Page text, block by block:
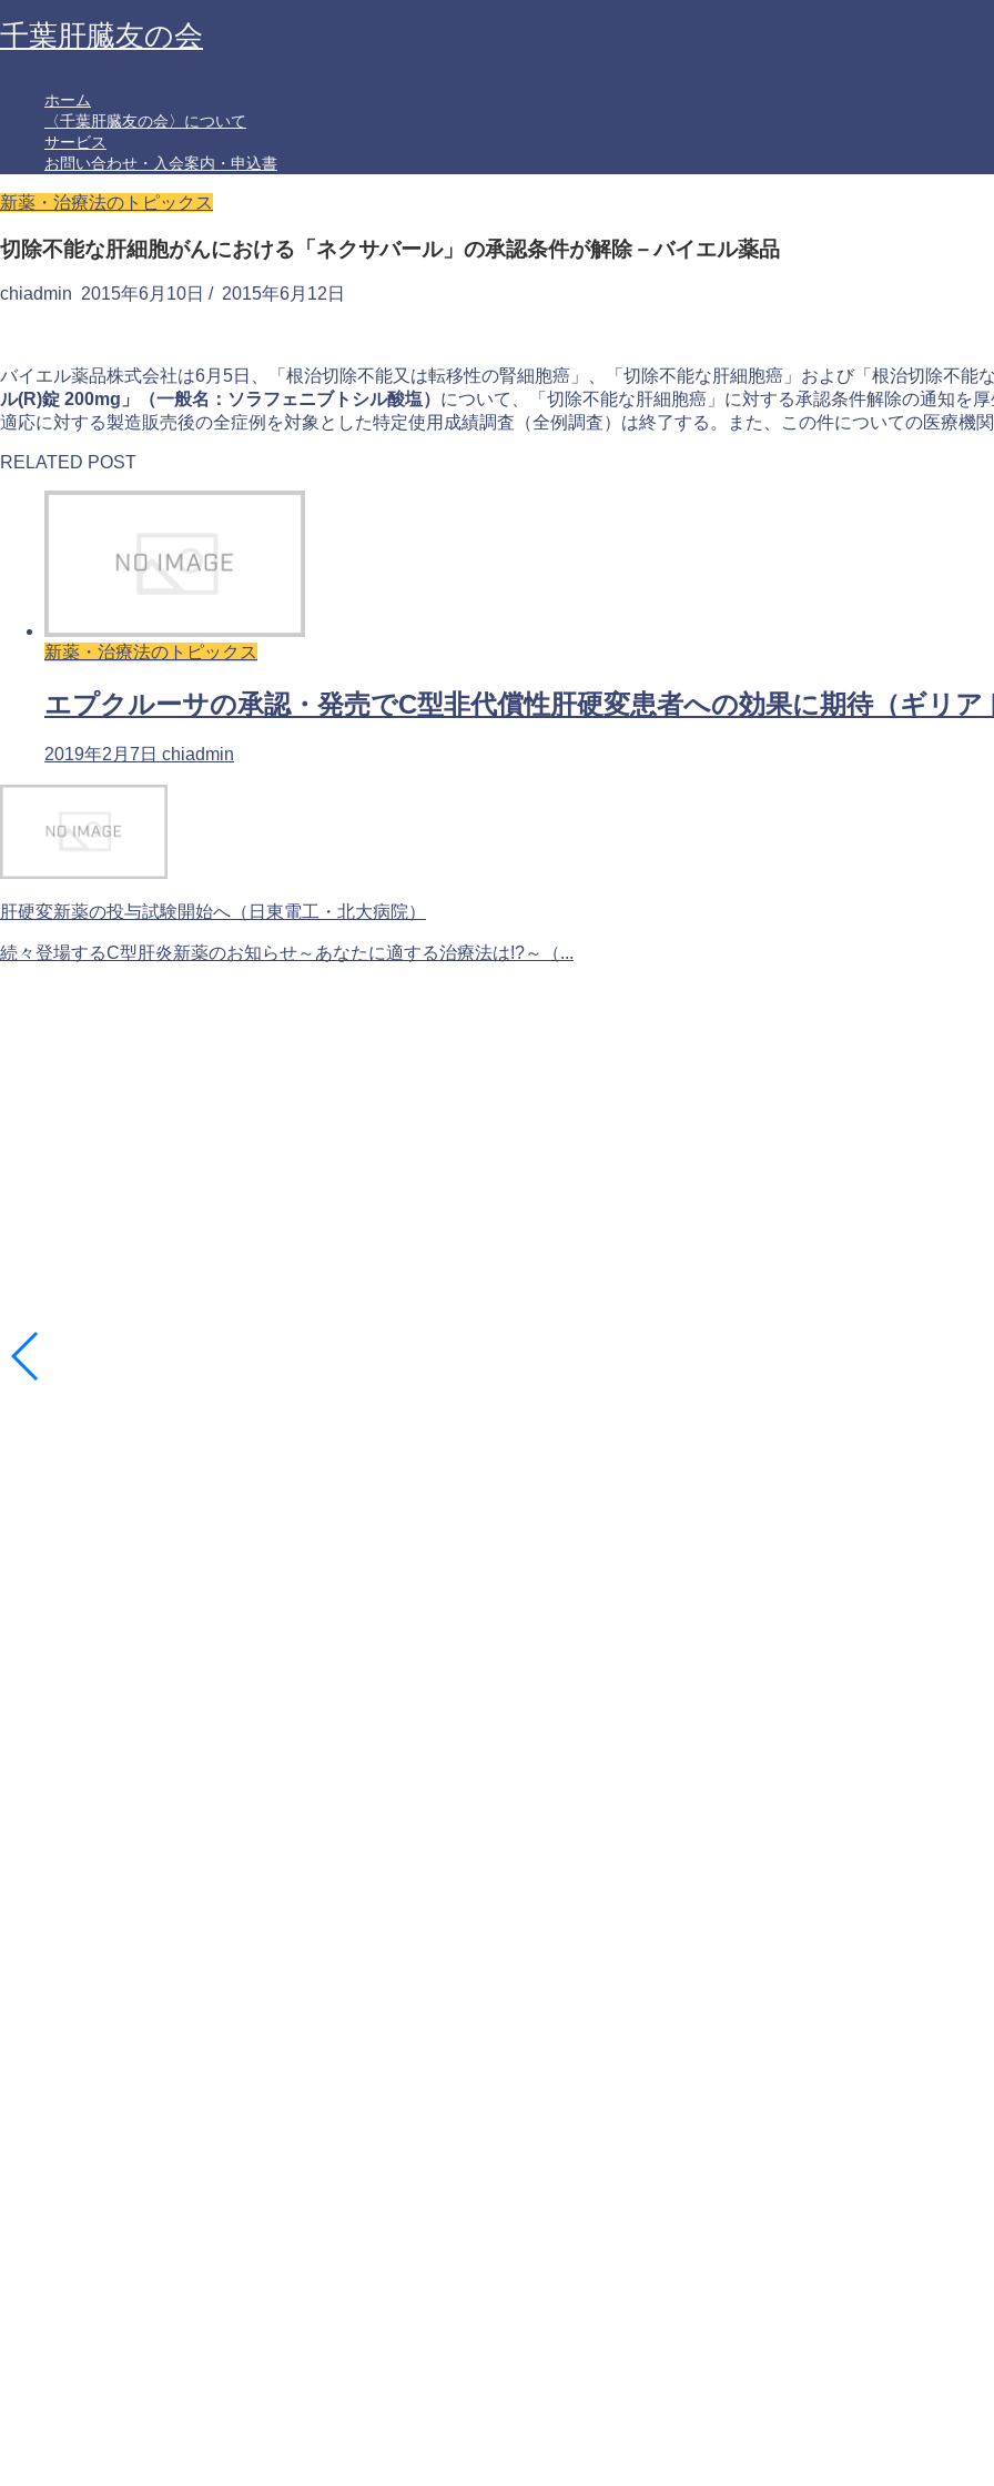
千葉肝臓友の会
ホーム
〈千葉肝臓友の会〉について
サービス
お問い合わせ・入会案内・申込書
新薬・治療法のトピックス
切除不能な肝細胞がんにおける「ネクサバール」の承認条件が解除－バイエル薬品
chiadmin 2015年6月10日 / 2015年6月12日
バイエル薬品株式会社は6月5日、「根治切除不能又は転移性の腎細胞癌」、「切除不能な肝細胞癌」および「根治切除不能
ル(R)錠 200mg」（一般名：ソラフェニブトシル酸塩） について、「切除不能な肝細胞癌」に対する承認条件解除の通知を
適応に対する製造販売後の全症例を対象とした特定使用成績調査（全例調査）は終了する。また、この件についての医療機
RELATED POST
新薬・治療法のトピックス
エプクルーサの承認・発売でC型非代償性肝硬変患者への効果に期待（ギリア
2019年2月7日 chiadmin
肝硬変新薬の投与試験開始へ（日東電工・北大病院）
続々登場するC型肝炎新薬のお知らせ～あなたに適する治療法は!?～（...